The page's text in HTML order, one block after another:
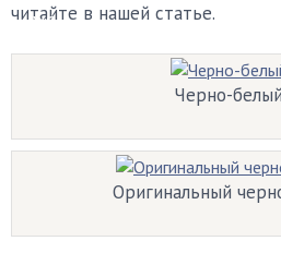
Уборка
Каталог
читайте в нашей статье.
Черно-
Оригинальный